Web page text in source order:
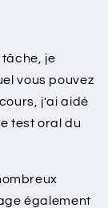
je
vous pouvez
j'ai aidé
test oral du
également